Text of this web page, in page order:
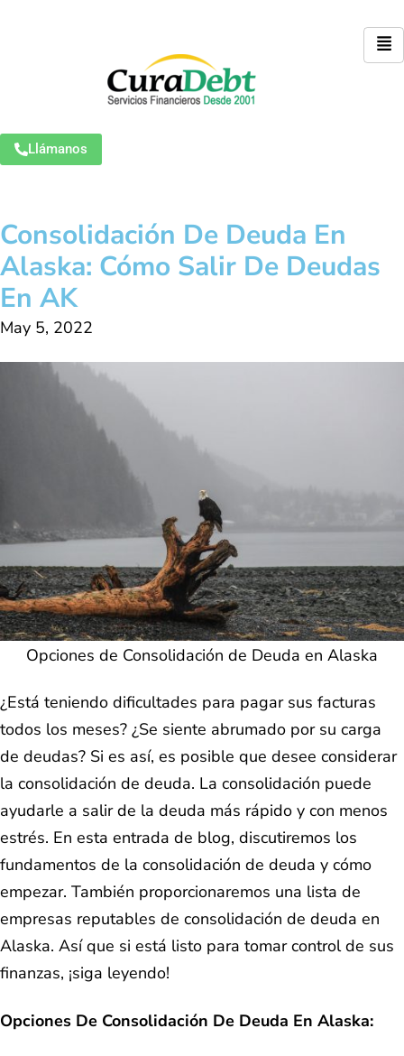
Llámanos
Consolidación De Deuda En
Alaska: Cómo Salir De Deudas
En AK
May 5, 2022
Opciones de Consolidación de Deuda en Alaska
¿Está teniendo dificultades para pagar sus facturas
todos los meses? ¿Se siente abrumado por su carga
de deudas? Si es así, es posible que desee considerar
la consolidación de deuda. La consolidación puede
ayudarle a salir de la deuda más rápido y con menos
estrés. En esta entrada de blog, discutiremos los
fundamentos de la consolidación de deuda y cómo
empezar. También proporcionaremos una lista de
empresas reputables de consolidación de deuda en
Alaska. Así que si está listo para tomar control de sus
finanzas, ¡siga leyendo!
Opciones De Consolidación De Deuda En Alaska: